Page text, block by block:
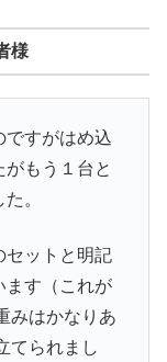
様
ですがはめ込
もう１台と
。
セットと明記
ます（これが
みはかなりあ
てられまし